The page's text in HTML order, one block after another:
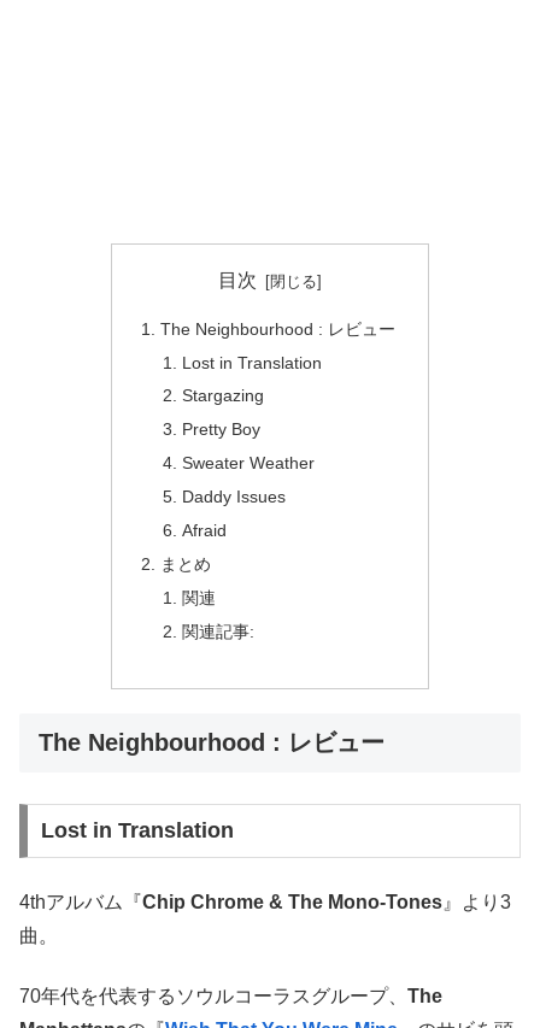
目次
The Neighbourhood : レビュー
Lost in Translation
Stargazing
Pretty Boy
Sweater Weather
Daddy Issues
Afraid
まとめ
関連
関連記事:
The Neighbourhood : レビュー
Lost in Translation
4thアルバム『Chip Chrome & The Mono-Tones 』より3
曲。
70年代を代表するソウルコーラスグループ、 The